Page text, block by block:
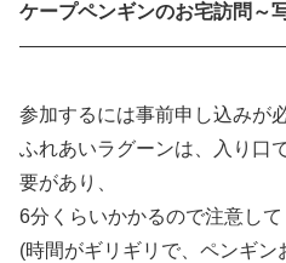
ケープペンギンのお宅訪問～
参加するには事前申し込みが
ふれあいラグーンは、入り口
要があり、
6分くらいかかるので注意し
(時間がギリギリで、ペンギ